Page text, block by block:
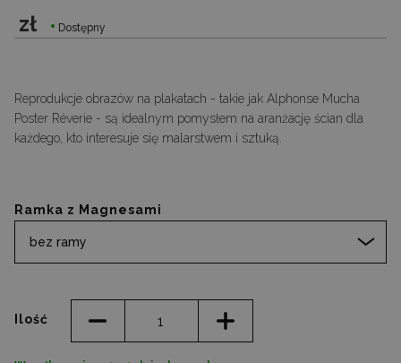
zł Dostępny
Reprodukcje obrazów na plakatach - takie jak Alphonse Mucha
Poster Réverie - są idealnym pomysłem na aranżację ścian dla
każdego, kto interesuje się malarstwem i sztuką.
Ramka z Magnesami
bez ramy
Ilość